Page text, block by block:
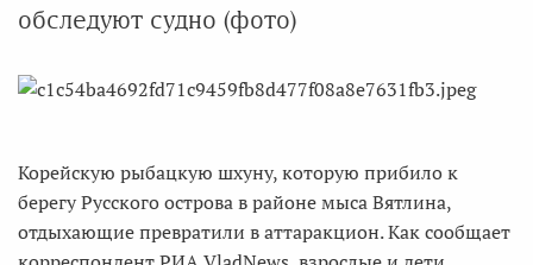
обследуют судно (фото)
Корейскую рыбацкую шхуну, которую прибило к
берегу Русского острова в районе мыса Вятлина,
отдыхающие превратили в аттаракцион. Как сообщает